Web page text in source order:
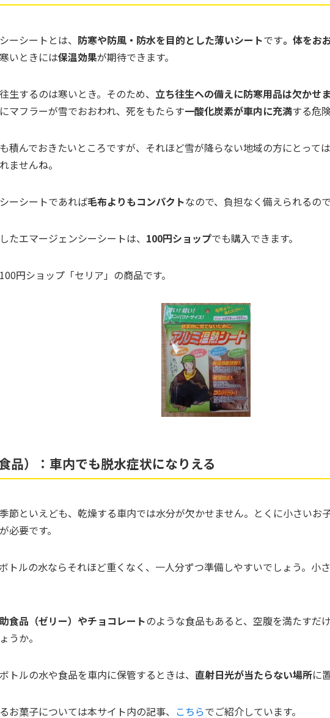
ーシートとは、 防寒や防風・防水を目的とした薄いシートです。体をお
いときには保温効果が期待できます。
生するのは寒いとき。そのため、 立ち往生への備えに防寒用品は欠かせ
マフラーが雪でおおわれ、死をもたらす一酸化炭素が車内に充満する危
も積んでおきたいところですが、それほど雪が降らない地域の方にとって
ませんね。
ーシートであれば毛布よりもコンパクトなので、負担なく備えられるの
たエマージェンシーシートは、 100円ショップでも購入できます。
円ショップ「セリア」の商品です。
品）：車内でも脱水症状になりえる
節といえども、乾燥する車内では水分が欠かせません。とくに小さいお
必要です。
トルの水ならそれほど重くなく、一人分ずつ準備しやすいでしょう。小
食品（ゼリー）やチョコレートのような食品もあると、空腹を満たすだ
うか。
トルの水や食品を車内に保管するときは、 直射日光が当たらない場所に
お菓子については本サイト内の記事、 こちらでご紹介しています。